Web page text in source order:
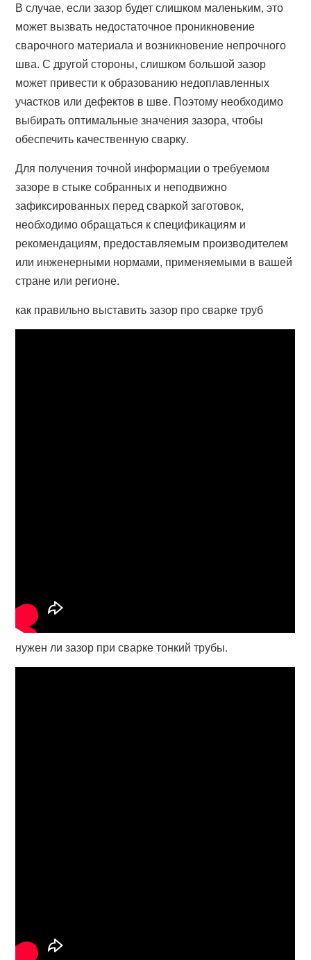
В случае, если зазор будет слишком маленьким, это
может вызвать недостаточное проникновение
сварочного материала и возникновение непрочного
шва. С другой стороны, слишком большой зазор
может привести к образованию недоплавленных
участков или дефектов в шве. Поэтому необходимо
выбирать оптимальные значения зазора, чтобы
обеспечить качественную сварку.
Для получения точной информации о требуемом
зазоре в стыке собранных и неподвижно
зафиксированных перед сваркой заготовок,
необходимо обращаться к спецификациям и
рекомендациям, предоставляемым производителем
или инженерными нормами, применяемыми в вашей
стране или регионе.
как правильно выставить зазор про сварке труб
нужен ли зазор при сварке тонкий трубы.